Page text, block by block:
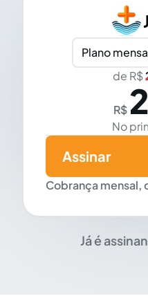
Plano
de R$
R$
No
Cobrança mensal,
Assinar
Já é